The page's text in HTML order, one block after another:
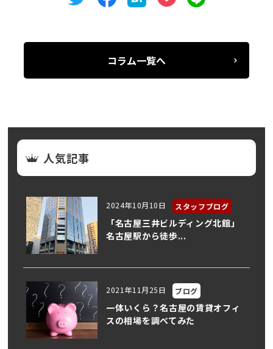
コラム一覧へ
人気記事
2024年10月10日 スタッフブログ
「名古屋三井ビルディング北館」
名古屋駅から徒歩...
2021年11月25日 ブログ
一体いくら？名古屋の賃貸オフィ
スの相場を調べてみた